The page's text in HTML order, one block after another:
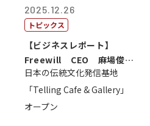
2025.12.26
トピックス
【ビジネスレポート】
Freewill CEO 麻場俊行
氏
日本の伝統文化発信基地
「Telling Cafe & Gallery」
オープン